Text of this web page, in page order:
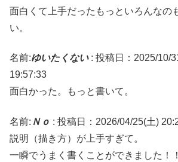
面白くて上手だったもっといろんなの
い。
名前:ゆいたくない: 投稿日：2025/10/
19:57:33
面白かった。もっと書いて。
名前: Ｎｏ : 投稿日：2026/04/25(土)
説明（描き方）が上手すぎて。
一瞬でうまく書くことができました！！